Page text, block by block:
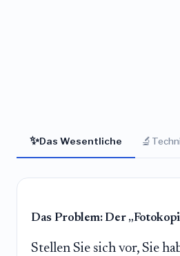
✨Das Wesentliche 🔬
Das Problem: Der
Stellen Sie sich vor, Sie